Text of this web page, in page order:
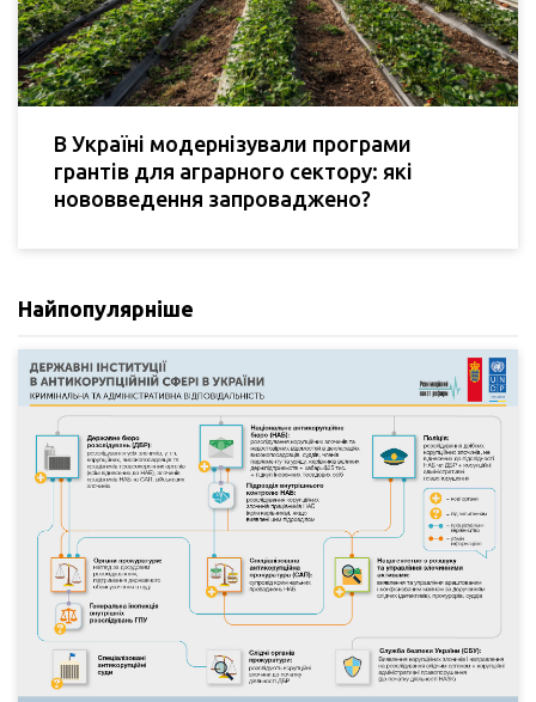
В Україні модернізували програми
грантів для аграрного сектору: які
нововведення запроваджено?
Найпопулярніше